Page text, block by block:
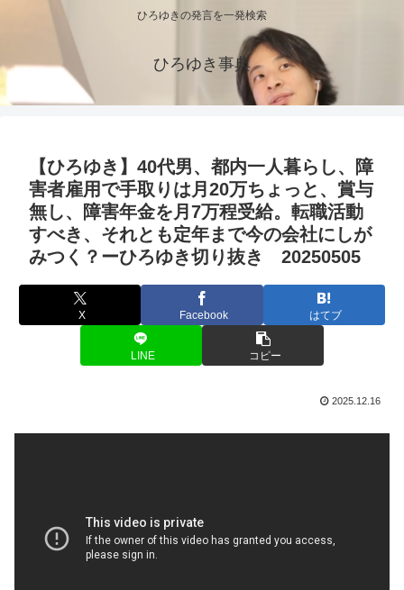
ひろゆきの発言を一発検索
ひろゆき事典
【ひろゆき】40代男、都内一人暮らし、障
害者雇用で手取りは月20万ちょっと、賞与
無し、障害年金を月7万程受給。転職活動
すべき、それとも定年まで今の会社にしが
みつく？ーひろゆき切り抜き 20250505
X Facebook はてブ
LINE コピー
2025.12.16